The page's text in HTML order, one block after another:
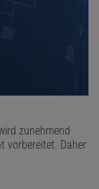
zunehmend
vorbereitet. Daher